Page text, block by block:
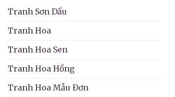
Tranh Sơn Dầu
Tranh Hoa
Tranh Hoa Sen
Tranh Hoa Hồng
Tranh Hoa Mẫu Đơn